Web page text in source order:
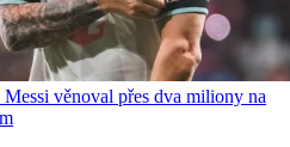
věnoval přes dva miliony na